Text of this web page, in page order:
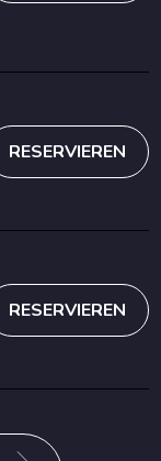
RESERVIEREN
RESERVIEREN